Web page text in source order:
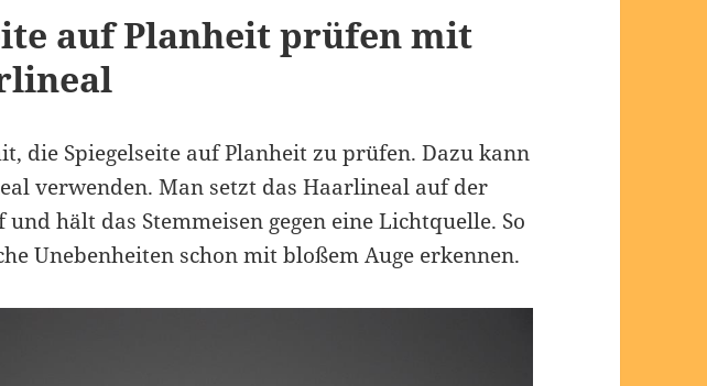
auf Planheit prüfen mit
die Spiegelseite auf Planheit zu prüfen. Dazu kann
verwenden. Man setzt das Haarlineal auf der
und hält das Stemmeisen gegen eine Lichtquelle. So
Unebenheiten schon mit bloßem Auge erkennen.